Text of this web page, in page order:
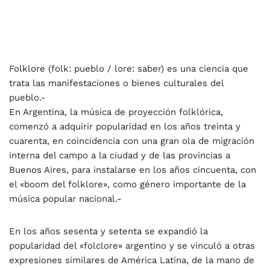
Folklore (folk: pueblo / lore: saber) es una ciencia que
trata las manifestaciones o bienes culturales del
pueblo.-
En Argentina, la música de proyección folklórica,
comenzó a adquirir popularidad en los años treinta y
cuarenta, en coincidencia con una gran ola de migración
interna del campo a la ciudad y de las provincias a
Buenos Aires, para instalarse en los años cincuenta, con
el «boom del folklore», como género importante de la
música popular nacional.-
En los años sesenta y setenta se expandió la
popularidad del «folclore» argentino y se vinculó a otras
expresiones similares de América Latina, de la mano de